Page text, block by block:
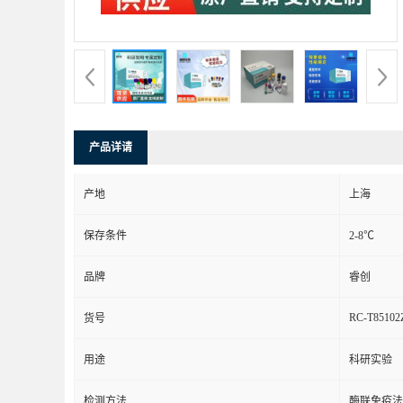
产品详请
产地 上海
保存条件 2-8℃
品牌 睿创
货号 RC-
用途 科研实验